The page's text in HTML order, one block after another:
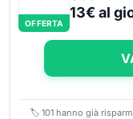
OFFERTA
13€ al
🏷️ 101 hanno già